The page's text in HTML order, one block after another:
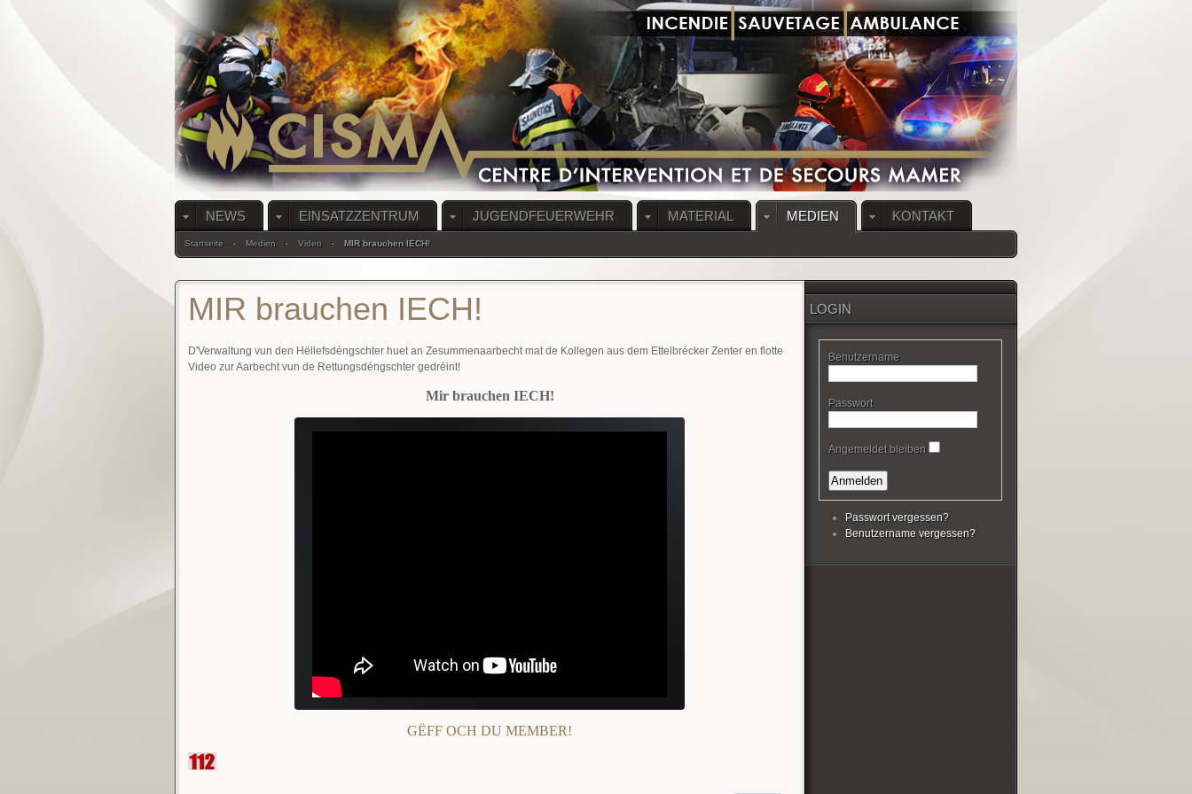
NEWS EINSATZZENTRUM JUGENDFEUERWEHR MATERIAL MEDIEN KONTAKT
Startseite Medien Video MIR brauchen IECH!
MIR brauchen IECH!
D'Verwaltung vun den Hëllefsdéngschter huet an Zesummenaarbecht mat de Kollegen aus dem Ettelbrécker Zenter en flotte
Video zur Aarbecht vun de Rettungsdéngschter gedréint!
Mir brauchen IECH!
GËFF OCH DU MEMBER!
LOGIN
Benutzername
Passwort
Angemeldet bleiben
Passwort vergessen?
Benutzername vergessen?